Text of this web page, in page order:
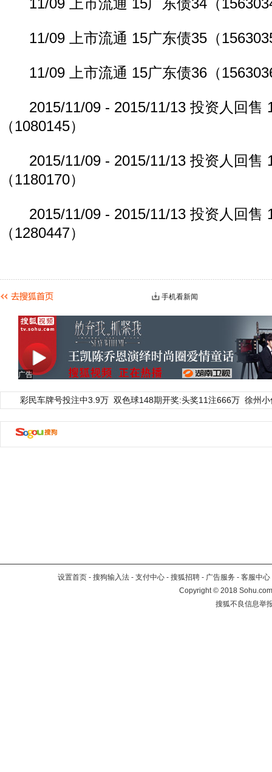
11/09 上市流通 15广东债34（
11/09 上市流通 15广东债35（
11/09 上市流通 15广东债36（
2015/11/09 - 2015/11/13 投资人回售
（1080145）
2015/11/09 - 2015/11/13 投资人回售
（1180170）
2015/11/09 - 2015/11/13 投资人回售
（1280447）
手机看新闻
广告
彩民车牌号投注中3.9万 双色球148期开奖:头奖11注666万 徐州
设置首页 - 搜狗输入法 - 支付中心 - 搜狐招聘 - 广告服务 - 客服中心
Copyright©2018
搜狐不良信息举